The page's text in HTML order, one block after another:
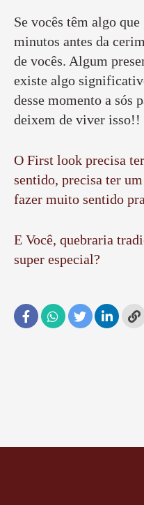
Se vocês têm algo
minutos antes da
de vocês. Algum
existe algo
desse momento a sós
deixem de viver isso!!
O First look precisa
sentido, precisa ter
fazer muito sentido
E Você, quebraria
super especial?